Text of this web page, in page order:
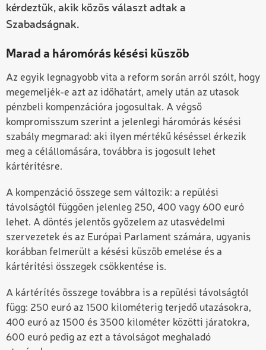
kérdeztük, akik közös választ adtak a
Szabadságnak.
Marad a háromórás késési küszöb
Az egyik legnagyobb vita a reform során arról szólt, hogy
megemeljék-e azt az időhatárt, amely után az utasok
pénzbeli kompenzációra jogosultak. A végső
kompromisszum szerint a jelenlegi háromórás késési
szabály megmarad: aki ilyen mértékű késéssel érkezik
meg a célállomására, továbbra is jogosult lehet
kártérítésre.
A kompenzáció összege sem változik: a repülési
távolságtól függően jelenleg 250, 400 vagy 600 euró
lehet. A döntés jelentős győzelem az utasvédelmi
szervezetek és az Európai Parlament számára, ugyanis
korábban felmerült a késési küszöb emelése és a
kártérítési összegek csökkentése is.
A kártérítés összege továbbra is a repülési távolságtól
függ: 250 euró az 1500 kilométerig terjedő utazásokra,
400 euró az 1500 és 3500 kilométer közötti járatokra,
600 euró pedig az ezt a távolságot meghaladó